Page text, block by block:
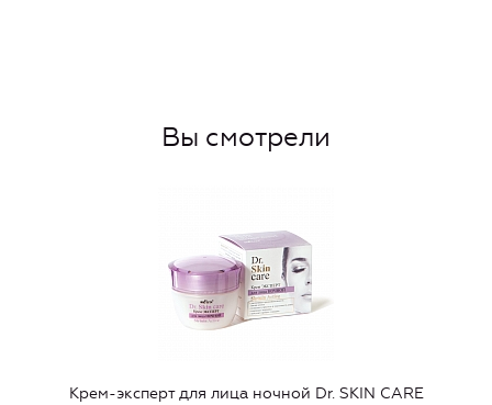
Вы смотрели
Крем-эксперт для лица ночной Dr. SKIN CARE